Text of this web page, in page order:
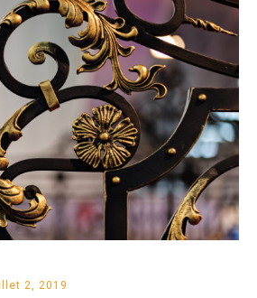
2, 2019